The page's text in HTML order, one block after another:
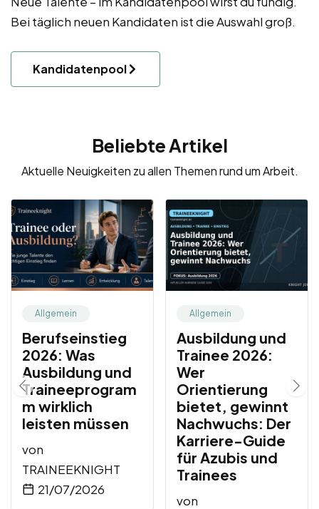
Bei täglich neuen Kandidaten ist die Auswahl groß.
Kandidatenpool
Beliebte Artikel
Aktuelle Neuigkeiten zu allen Themen rund um Arbeit.
Allgemein
Berufseinstieg
2026: Was
Ausbildung und
Traineeprogram
m wirklich
leisten müssen
von
TRAINEEKNIGHT
21/07/2026
Allgemein
Ausbildung und
Trainee 2026:
Wer
Orientierung
bietet, gewinnt
Nachwuchs: Der
Karriere-Guide
für Azubis und
Trainees
von